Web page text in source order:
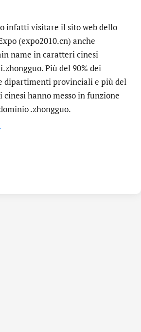
infatti visitare il sito web dello
(expo2010.cn) anche
name in caratteri cinesi
Più del 90% dei
dipartimenti provinciali e più del
cinesi hanno messo in funzione
.zhongguo.